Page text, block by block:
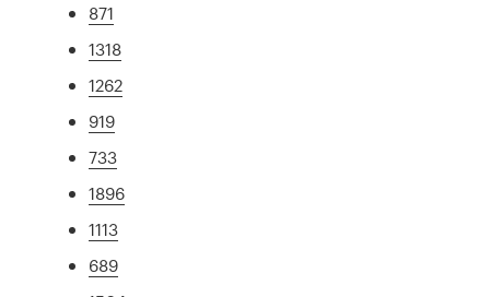
871
1318
1262
919
733
1896
1113
689